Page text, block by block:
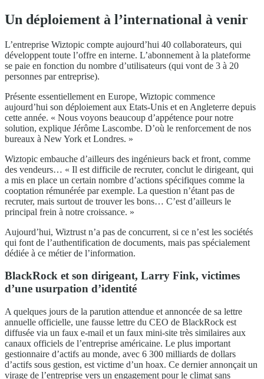
Un déploiement à l’international à venir
L’entreprise Wiztopic compte aujourd’hui 40 collaborateurs, qui
développent toute l’offre en interne. L’abonnement à la plateforme
se paie en fonction du nombre d’utilisateurs (qui vont de 3 à 20
personnes par entreprise).
Présente essentiellement en Europe, Wiztopic commence
aujourd’hui son déploiement aux Etats-Unis et en Angleterre depuis
cette année. « Nous voyons beaucoup d’appétence pour notre
solution, explique Jérôme Lascombe. D’où le renforcement de nos
bureaux à New York et Londres. »
Wiztopic embauche d’ailleurs des ingénieurs back et front, comme
des vendeurs… « Il est difficile de recruter, conclut le dirigeant, qui
a mis en place un certain nombre d’actions spécifiques comme la
cooptation rémunérée par exemple. La question n’étant pas de
recruter, mais surtout de trouver les bons… C’est d’ailleurs le
principal frein à notre croissance. »
Aujourd’hui, Wiztrust n’a pas de concurrent, si ce n’est les sociétés
qui font de l’authentification de documents, mais pas spécialement
dédiée à ce métier de l’information.
BlackRock et son dirigeant, Larry Fink, victimes
d’une usurpation d’identité
A quelques jours de la parution attendue et annoncée de sa lettre
annuelle officielle, une fausse lettre du CEO de BlackRock est
diffusée via un faux e-mail et un faux mini-site très similaires aux
canaux officiels de l’entreprise américaine. Le plus important
gestionnaire d’actifs au monde, avec 6 300 milliards de dollars
d’actifs sous gestion, est victime d’un hoax. Ce dernier annonçait un
virage de l’entreprise vers un engagement pour le climat sans